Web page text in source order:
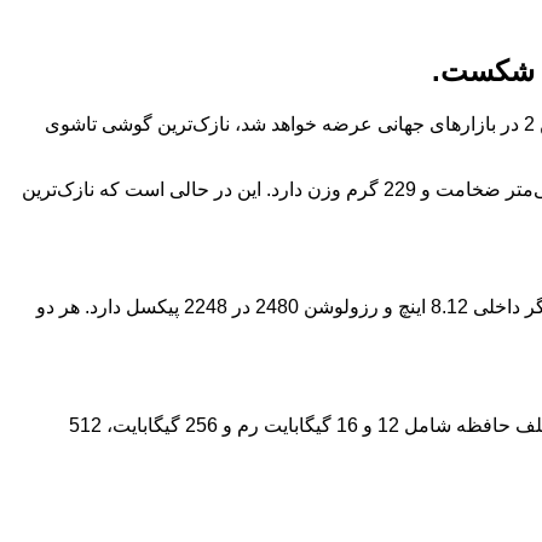
:اوپو با Find N5 رکورد جدیدی در دنیای گوشی‌های تاشو ثبت کرده است. این گوشی که به زودی با نام وان پلاس اوپن 2 در بازارهای جهانی عرضه خواهد شد، نازک‌ترین گوشی تاشوی
اطلاعات کامل اوپو فایند N5 به تازگی در مرجع تأییدیه TENAA چین منتشر شده و نشان می‌دهد که این گوشی در حالت بسته تنها 8.95 میلی‌متر ضخامت و 229 گرم وزن دارد. این در حالی است که نازک‌ترین
اوپو فایند N5 از دو نمایشگر باکیفیت بهره می‌برد. نمایشگر بیرونی آن 6.62 اینچ و رزولوشن 1140 در 2616 پیکسل است، در حالی که نمایشگر داخلی 8.12 اینچ و رزولوشن 2480 در 2248 پیکسل دارد. هر دو
در قلب این گوشی، پردازنده قدرتمند اسنپدراگون 8 الیت با حداکثر سرعت 4.1 گیگاهرتز قرار دارد. همچنین، این گوشی در پیکربندی‌های مختلف حافظه شامل 12 و 16 گیگابایت رم و 256 گیگابایت، 512